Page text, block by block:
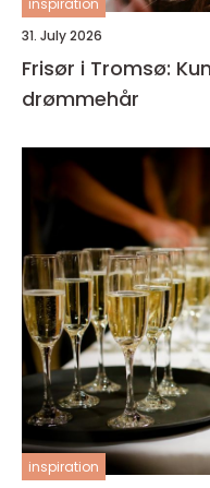
inspiration
31. July 2026
Frisør i Tromsø:
drømmehår
inspiration